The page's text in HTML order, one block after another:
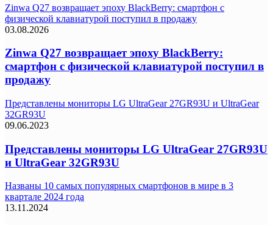
Zinwa Q27 возвращает эпоху BlackBerry: смартфон с
физической клавиатурой поступил в продажу
03.08.2026
Zinwa Q27 возвращает эпоху BlackBerry:
смартфон с физической клавиатурой поступил в
продажу
Представлены мониторы LG UltraGear 27GR93U и UltraGear
32GR93U
09.06.2023
Представлены мониторы LG UltraGear 27GR93U
и UltraGear 32GR93U
Названы 10 самых популярных смартфонов в мире в 3
квартале 2024 года
13.11.2024